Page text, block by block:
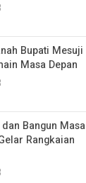
Bupati Mesuji
Masa Depan
Bangun Masa
Rangkaian